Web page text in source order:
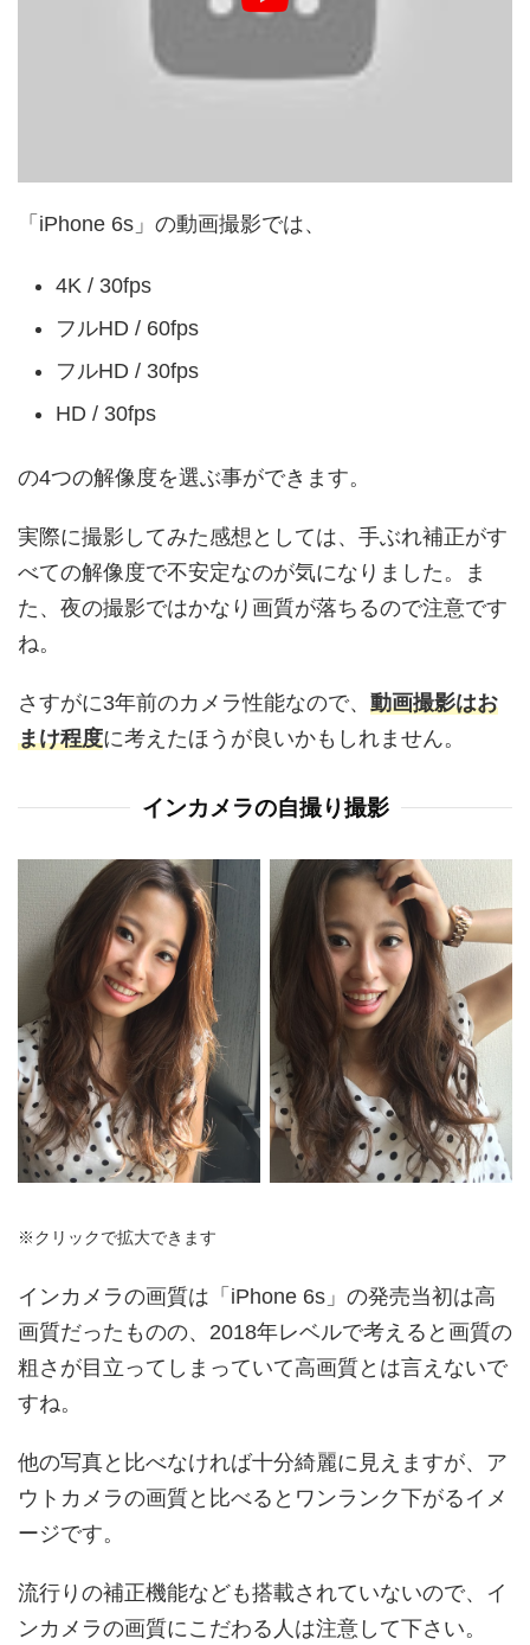
「iPhone 6s」の動画撮影では、
4K / 30fps
フルHD / 60fps
フルHD / 30fps
HD / 30fps
の4つの解像度を選ぶ事ができます。
実際に撮影してみた感想としては、手ぶれ補正がす
べての解像度で不安定なのが気になりました。ま
た、夜の撮影ではかなり画質が落ちるので注意です
ね。
さすがに3年前のカメラ性能なので、 動画撮影はお
まけ程度に考えたほうが良いかもしれません。
インカメラの自撮り撮影
※クリックで拡大できます
インカメラの画質は「iPhone 6s」の発売当初は高
画質だったものの、2018年レベルで考えると画質の
粗さが目立ってしまっていて高画質とは言えないで
すね。
他の写真と比べなければ十分綺麗に見えますが、ア
ウトカメラの画質と比べるとワンランク下がるイメ
ージです。
流行りの補正機能なども搭載されていないので、イ
ンカメラの画質にこだわる人は注意して下さい。